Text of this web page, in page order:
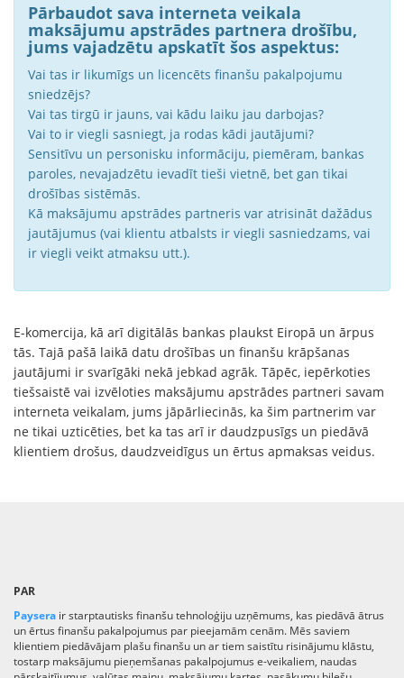
Pārbaudot sava interneta veikala
maksājumu apstrādes partnera drošību,
jums vajadzētu apskatīt šos aspektus:
Vai tas ir likumīgs un licencēts finanšu pakalpojumu
sniedzējs?
Vai tas tirgū ir jauns, vai kādu laiku jau darbojas?
Vai to ir viegli sasniegt, ja rodas kādi jautājumi?
Sensitīvu un personisku informāciju, piemēram, bankas
paroles, nevajadzētu ievadīt tieši vietnē, bet gan tikai
drošības sistēmās.
Kā maksājumu apstrādes partneris var atrisināt dažādus
jautājumus (vai klientu atbalsts ir viegli sasniedzams, vai
ir viegli veikt atmaksu utt.).
E-komercija, kā arī digitālās bankas plaukst Eiropā un ārpus
tās. Tajā pašā laikā datu drošības un finanšu krāpšanas
jautājumi ir svarīgāki nekā jebkad agrāk. Tāpēc, iepērkoties
tiešsaistē vai izvēloties maksājumu apstrādes partneri savam
interneta veikalam, jums jāpārliecinās, ka šim partnerim var
ne tikai uzticēties, bet ka tas arī ir daudzpusīgs un piedāvā
klientiem drošus, daudzveidīgus un ērtus apmaksas veidus.
PAR
Paysera ir starptautisks finanšu tehnoloģiju uzņēmums, kas piedāvā ātrus
un ērtus finanšu pakalpojumus par pieejamām cenām. Mēs saviem
klientiem piedāvājam plašu finanšu un ar tiem saistītu risinājumu klāstu,
tostarp maksājumu pieņemšanas pakalpojumus e-veikaliem, naudas